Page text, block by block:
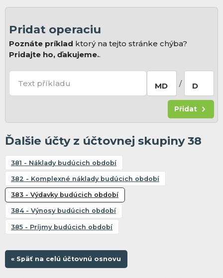
Pridat operaciu
Poznáte príklad ktorý na tejto stránke chýba?
Pridajte ho, ďakujeme..
Text příkladu MD / D
Přidat
Ďalšie účty z účtovnej skupiny 38
381 - Náklady budúcich období
382 - Komplexné náklady budúcich období
383 - Výdavky budúcich období
384 - Výnosy budúcich období
385 - Príjmy budúcich období
« Späť na celú účtovnú osnovu